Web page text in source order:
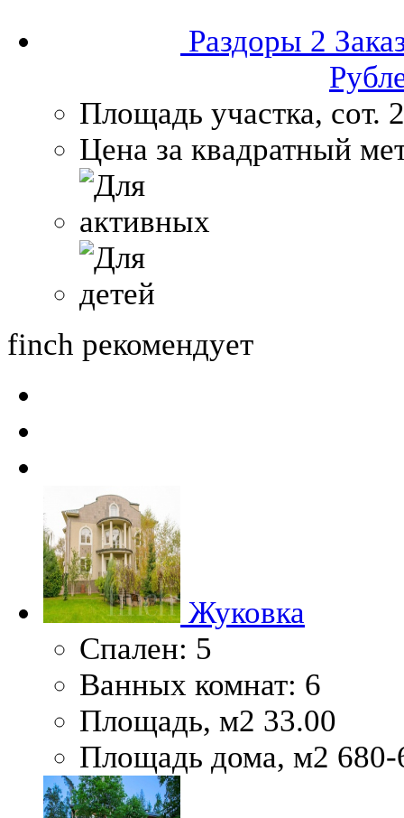
Раздоры 2
Площадь участка, сот.
Цена за квадратный
finch рекомендует
Жуковка
Спален: 5
Ванных комнат: 6
Площадь, м2 33.00
Площадь дома, м2